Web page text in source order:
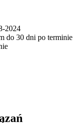
2024
do 30 dni po terminie